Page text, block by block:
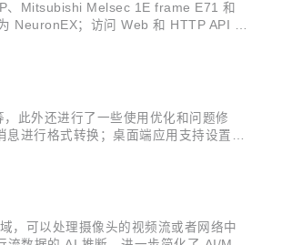
、Mitsubishi Melsec 1E frame E71 和
NeuronEX；访问 Web 和 HTTP API 的
此外还进行了一些使用优化和问题修
进行格式转换；桌面端应用支持设置滚
，可以处理摄像头的视频流或者网络中